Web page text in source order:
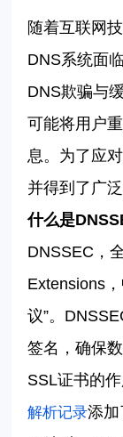
随着互联网
DNS系统面
DNS欺骗与
可能将用户
息。为了应
并得到了广泛
什么是
DNSSEC ，
Extensions
议”。
签名，确保
SSL证书的
解析记录添加